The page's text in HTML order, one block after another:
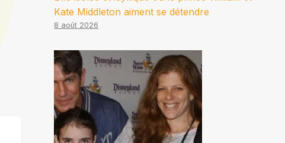
Kate Middleton aiment se détendre
8 août 2026